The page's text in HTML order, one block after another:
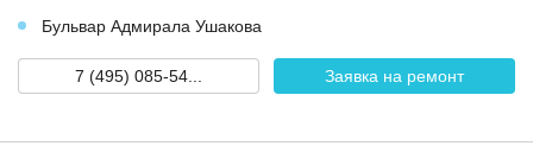
Бульвар Адмирала Ушакова
7 (495) 085-54... Заявка на ремонт